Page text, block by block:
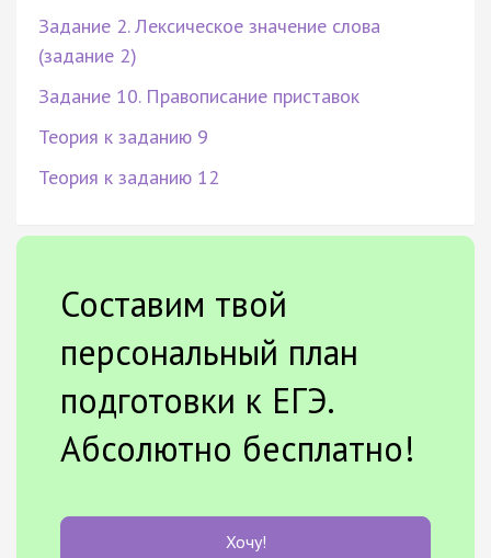
Задание 2. Лексическое значение слова
(задание 2)
Задание 10. Правописание приставок
Теория к заданию 9
Теория к заданию 12
Составим твой
персональный план
подготовки к ЕГЭ.
Абсолютно бесплатно!
Хочу!